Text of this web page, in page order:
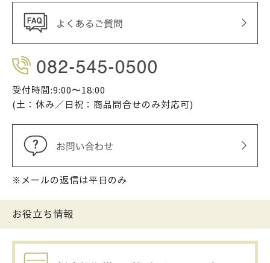
受付時間:9:00〜18:00
(土：休み／日祝：商品問合せのみ対応可)
※メールの返信は平日のみ
お役立ち情報